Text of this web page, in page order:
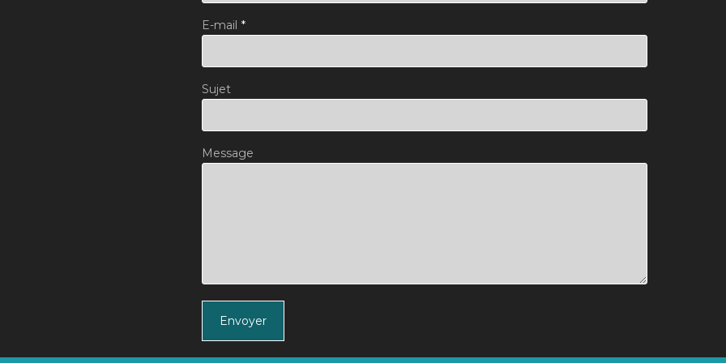
E-mail *
Sujet
Message
Envoyer